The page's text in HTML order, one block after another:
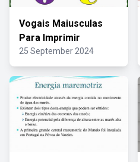
Vogais Maiusculas
Para Imprimir
25 September 2024